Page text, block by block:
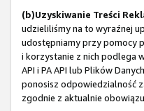
(b)Uzyskiwanie Treści
udzieliliśmy na to wyraźnej
udostępniamy przy pomocy
i korzystanie z nich podlega
API i PA API lub Plików
ponosisz odpowiedzialność
zgodnie z aktualnie